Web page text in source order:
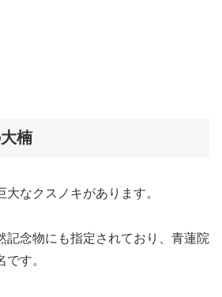
楠
なクスノキがあります。
記念物にも指定されており、青蓮院
す。